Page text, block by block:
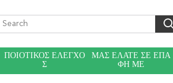
ΠΟΙΟΤΙΚΌΣ ΈΛΕΓΧΟ
Σ
ΜΑΣ ΕΛΆΤΕ ΣΕ ΕΠΑ
ΦΉ ΜΕ